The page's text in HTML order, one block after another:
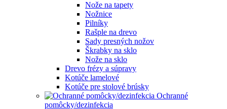
Nože na tapety
Nožnice
Pilníky
Rašple na drevo
Sady presných nožov
Škrabky na sklo
Nože na sklo
Drevo frézy a súpravy
Kotúče lamelové
Kotúče pre stolové brúsky
Ochranné
pomôcky/dezinfekcia